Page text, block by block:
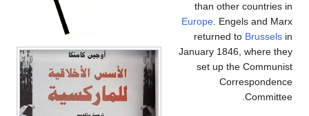
than other countries in
Europe. Engels and Marx
returned to Brussels in
January 1846, where they
set up the Communist
Correspondence
Committee.